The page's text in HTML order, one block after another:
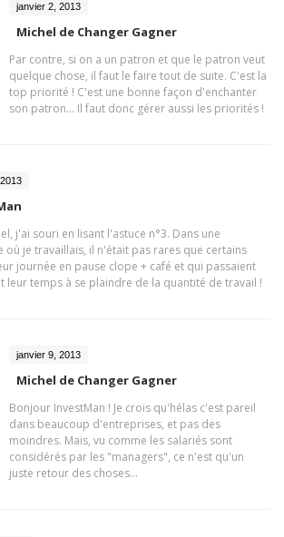
janvier 2, 2013
Michel de Changer Gagner
Par contre, si on a un patron et que le patron veut
quelque chose, il faut le faire tout de suite. C'est la
top priorité ! C'est une bonne façon d'enchanter
son patron... Il faut donc gérer aussi les priorités !
j'ai souri en lisant l'astuce n°3. Dans une
où je travaillais, il n'était pas rares que certains
journée en pause clope + café et qui passaient
leur temps à se plaindre de la quantité de travail !
janvier 9, 2013
Michel de Changer Gagner
Bonjour InvestMan ! Je crois qu'hélas c'est pareil
dans beaucoup d'entreprises, et pas des
moindres. Mais, vu comme les salariés sont
considérés par les "managers", ce n'est qu'un
juste retour des choses...